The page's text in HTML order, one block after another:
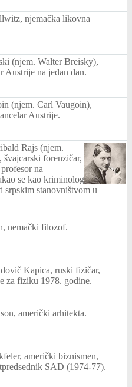
njemačka likovna
(njem. Walter Breisky),
Austrije na jedan dan.
(njem. Carl Vaugoin),
Austrije.
Rajs (njem.
forenzičar,
na
se kao kriminolog
srpskim stanovništvom u
nemački filozof.
Kapica, ruski fizičar,
za fiziku 1978. godine.
američki arhitekta.
američki biznismen,
SAD (1974-77).